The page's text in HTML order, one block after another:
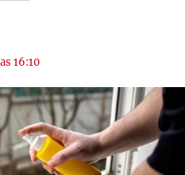
16:10